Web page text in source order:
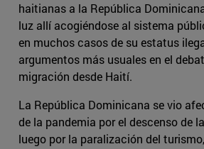
haitianas a la República
luz allí acogiéndose al sistema
en muchos casos de su estatus
argumentos más usuales en el
migración desde Haití.
La República Dominicana se vio
de la pandemia por el descenso de
luego por la paralización del